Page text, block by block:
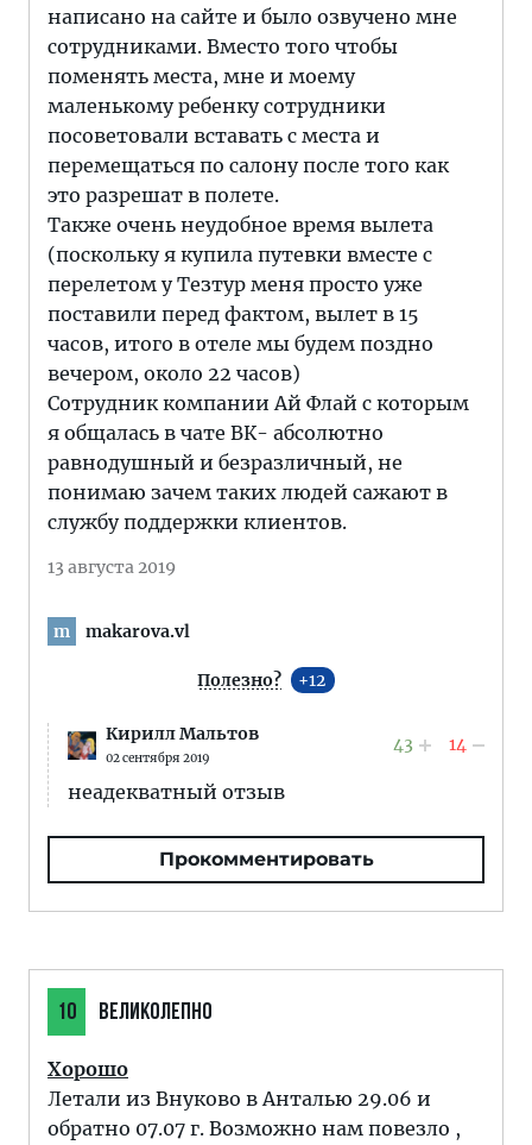
написано на сайте и было озвучено мне
сотрудниками. Вместо того чтобы
поменять места, мне и моему
маленькому ребенку сотрудники
посоветовали вставать с места и
перемещаться по салону после того как
это разрешат в полете.
Также очень неудобное время вылета
(поскольку я купила путевки вместе с
перелетом у Тезтур меня просто уже
поставили перед фактом, вылет в 15
часов, итого в отеле мы будем поздно
вечером, около 22 часов)
Сотрудник компании Ай Флай с которым
я общалась в чате ВК- абсолютно
равнодушный и безразличный, не
понимаю зачем таких людей сажают в
службу поддержки клиентов.
13 августа 2019
m makarova.vl
Полезно? 12
Кирилл Мальтов
02 сентября 2019
43 14
неадекватный отзыв
Прокомментировать
10 ВЕЛИКОЛЕПНО
Хорошо
Летали из Внуково в Анталью 29.06 и
обратно 07.07 г. Возможно нам повезло ,